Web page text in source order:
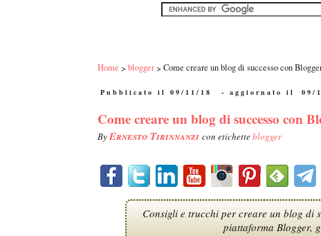
Home blogger Come creare un blog di successo con
Pubblicato il 09/11/18 - aggiornato il 09/
Come creare un blog di successo con
ByErnesto Tirinnanzi con etichetteblogger
Consigli e trucchi per creare un blog di
piattaforma Blogger,